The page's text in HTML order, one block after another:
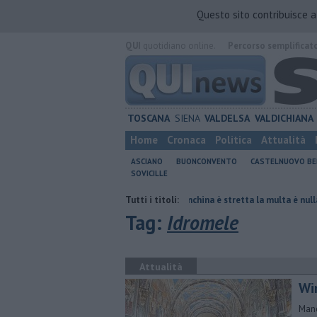
Questo sito contribuisce
TOSCANA SIENA VALDELSA VALDICHIANA
Home Cronaca Politica Attualità
ASCIANO BUONCONVENTO
CASTELNUOVO
SOVICILLE
Tutti i titoli:
Autovelox, se la banchina è stretta la multa è nulla Al
Tag: Idromele
Attualità